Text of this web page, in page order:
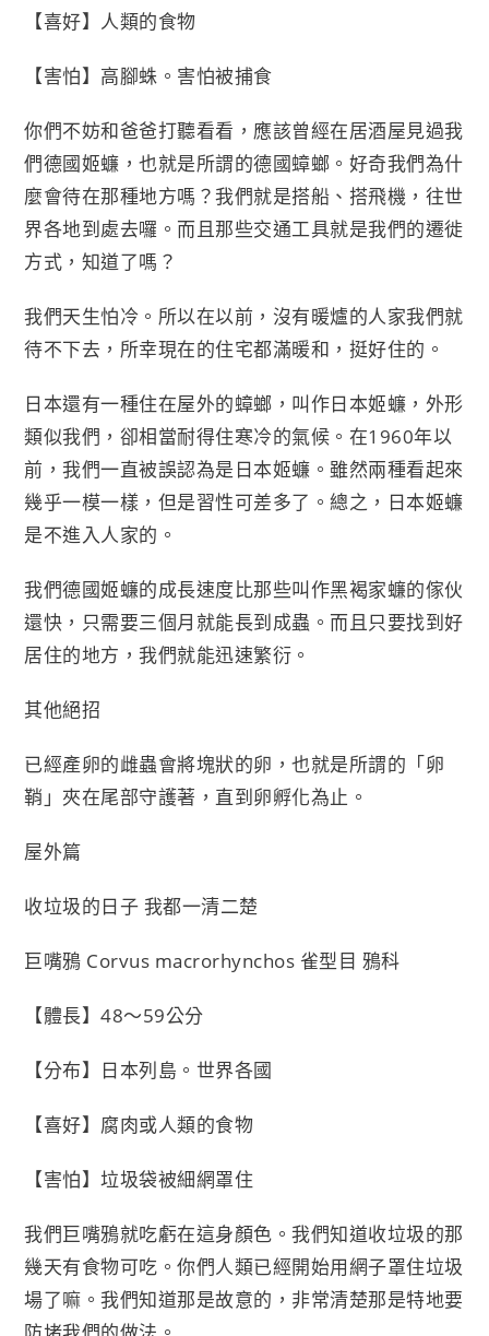
【喜好】人類的食物
【害怕】高腳蛛。害怕被捕食
你們不妨和爸爸打聽看看，應該曾經在居酒屋見過我
們德國姬蠊，也就是所謂的德國蟑螂。好奇我們為什
麼會待在那種地方嗎？我們就是搭船、搭飛機，往世
界各地到處去囉。而且那些交通工具就是我們的遷徙
方式，知道了嗎？
我們天生怕冷。所以在以前，沒有暖爐的人家我們就
待不下去，所幸現在的住宅都滿暖和，挺好住的。
日本還有一種住在屋外的蟑螂，叫作日本姬蠊，外形
類似我們，卻相當耐得住寒冷的氣候。在1960年以
前，我們一直被誤認為是日本姬蠊。雖然兩種看起來
幾乎一模一樣，但是習性可差多了。總之，日本姬蠊
是不進入人家的。
我們德國姬蠊的成長速度比那些叫作黑褐家蠊的傢伙
還快，只需要三個月就能長到成蟲。而且只要找到好
居住的地方，我們就能迅速繁衍。
其他絕招
已經產卵的雌蟲會將塊狀的卵，也就是所謂的「卵
鞘」夾在尾部守護著，直到卵孵化為止。
屋外篇
收垃圾的日子 我都一清二楚
巨嘴鴉 Corvus macrorhynchos 雀型目 鴉科
【體長】48～59公分
【分布】日本列島。世界各國
【喜好】腐肉或人類的食物
【害怕】垃圾袋被細網罩住
我們巨嘴鴉就吃虧在這身顏色。我們知道收垃圾的那
幾天有食物可吃。你們人類已經開始用網子罩住垃圾
場了嘛。我們知道那是故意的，非常清楚那是特地要